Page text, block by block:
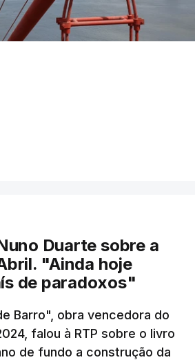
Duarte sobre a
"Ainda hoje
de paradoxos"
Barro", obra vencedora do
falou à RTP sobre o livro
de fundo a construção da